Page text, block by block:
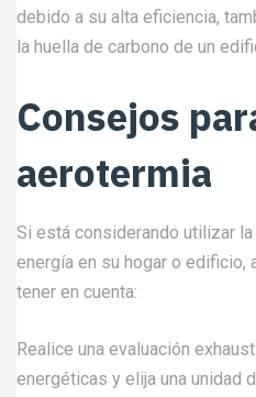
debido a su alta eficiencia,
la huella de carbono de un
Consejos
aerotermia
Si está considerando utilizar
energía en su hogar o edificio,
tener en cuenta:
Realice una evaluación
energéticas y elija una unidad